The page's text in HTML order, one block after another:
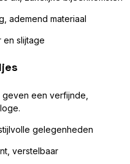
ademend materiaal
slijtage
geven een verfijnde,
gelegenheden
verstelbaar